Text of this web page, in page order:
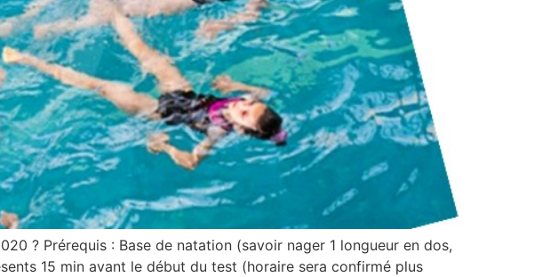
? Prérequis : Base de natation (savoir nager 1 longueur en dos,
15 min avant le début du test (horaire sera confirmé plus